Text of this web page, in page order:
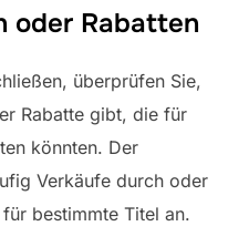
oder Rabatten
überprüfen Sie,
Rabatte gibt, die für
könnten. Der
Verkäufe durch oder
bestimmte Titel an.